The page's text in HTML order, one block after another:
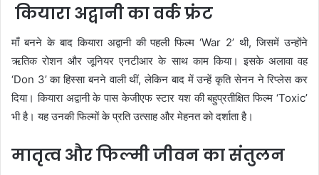
कियारा अद्वानी का वर्क फ्रंट
माँ बनने के बाद कियारा अद्वानी की पहली फिल्म ‘War 2’ थी, जिसमें उन्होंने
ऋतिक रोशन और जूनियर एनटीआर के साथ काम किया। इसके अलावा वह
‘Don 3’ का हिस्सा बनने वाली थीं, लेकिन बाद में उन्हें कृति सेनन ने रिप्लेस कर
दिया। कियारा अद्वानी के पास केजीएफ स्टार यश की बहुप्रतीक्षित फिल्म ‘Toxic’
भी है। यह उनकी फिल्मों के प्रति उत्साह और मेहनत को दर्शाता है।
मातृत्व और फिल्मी जीवन का संतुलन